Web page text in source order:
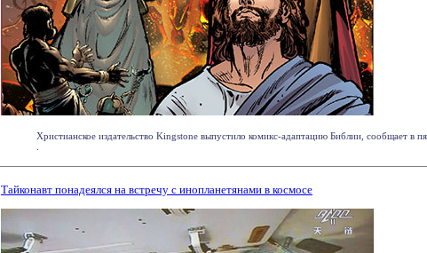
Христианское издательство Kingstone выпустило комикс-адаптацию Библии, сообщает в
Тайконавт понадеялся на встречу с инопланетянами в космосе